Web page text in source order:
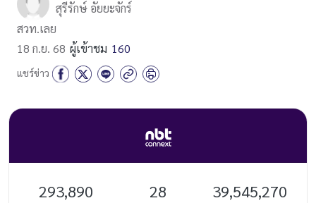
สุรีรักษ์ อัยยะจักร์
สวท.เลย
18 ก.ย. 68 ผู้เข้าชม 160
แชร์ข่าว
293,890 28 39,545,270